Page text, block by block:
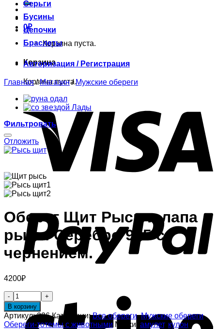
0₽
Корзина пуста.
Корзина
Корзина пуста.
Серьги
Бусины
Цепочки
Браслеты
Авторизация / Регистрация
Главная / Магазин / Мужские обереги
Фильтровать
Отложить
Оберег Щит Рысь и лапа
рыси. Серебро 925 с
чернением.
4200₽
В корзину
Артикул:236 Категории:Все обереги,Мужские обереги,
Обереги-тотемы с животными Метки: амулет, кулон